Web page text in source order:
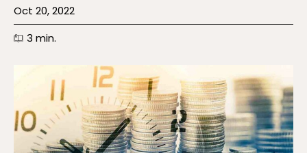
Oct 20, 2022
3 min.